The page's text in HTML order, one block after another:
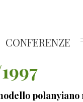
CONFERENZE
polanyiano